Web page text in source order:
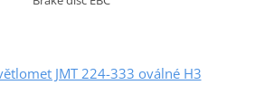
JMT 224-333 oválné H3